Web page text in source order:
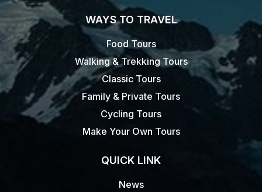
WAYS TO TRAVEL
Food Tours
Walking & Trekking Tours
Classic Tours
Family & Private Tours
Cycling Tours
Make Your Own Tours
QUICK LINK
News